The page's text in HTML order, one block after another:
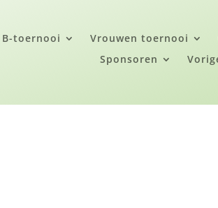
B-toernooi Vrouwen toernooi
Sponsoren